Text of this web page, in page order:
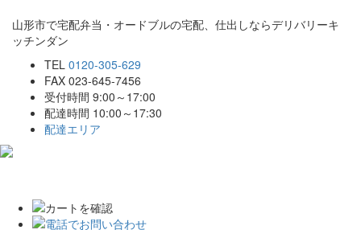
山形市で宅配弁当・オードブルの宅配、仕出しならデリバリーキ
ッチンダン
TEL 0120-305-629
FAX 023-645-7456
受付時間 9:00～17:00
配達時間 10:00～17:30
配達エリア